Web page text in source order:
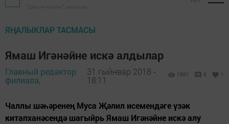
ЯҢАЛЫКЛАР ТАСМАСЫ
Ямаш Игәнәйне искә алдылар
Главный редактор
филиала,
31 гыйнвар 2018 -
18:11
1501 0 1
Чаллы шәһәренең Муса Җәлил исемендәге үзәк
китапханәсендә шагыйрь Ямаш Игәнәйне искә алу